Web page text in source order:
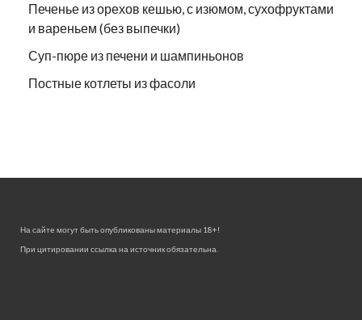
Печенье из орехов кешью, с изюмом, сухофруктами
и вареньем (без выпечки)
Суп-пюре из печени и шампиньонов
Постные котлеты из фасоли
На сайте могут быть опубликованы материалы 18+!
При цитировании ссылка на источник обязательна.